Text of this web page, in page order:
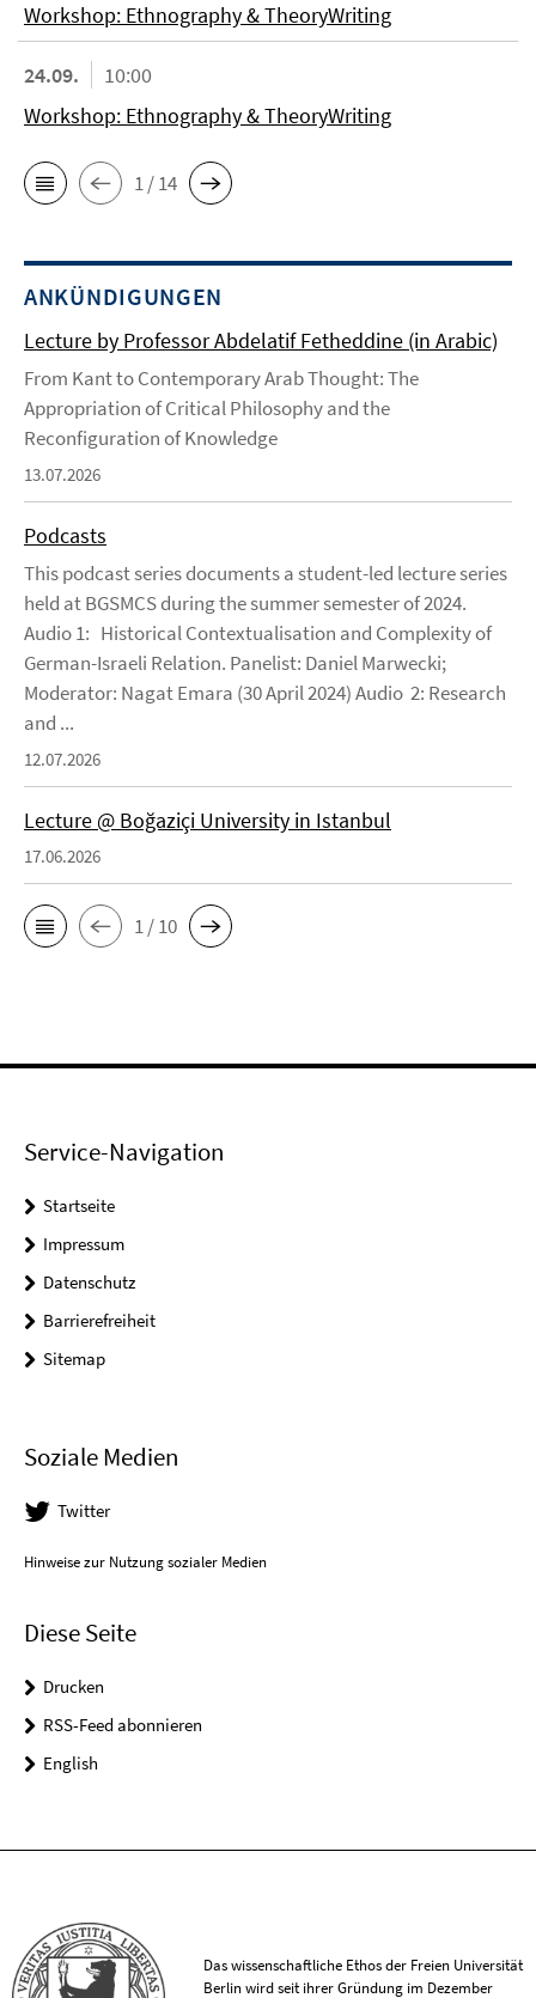
Workshop: Ethnography & TheoryWriting
24.09.
10:00
Workshop: Ethnography & TheoryWriting
1 / 14
ANKÜNDIGUNGEN
Lecture by Professor Abdelatif Fetheddine (in Arabic)
From Kant to Contemporary Arab Thought: The
Appropriation of Critical Philosophy and the
Reconfiguration of Knowledge
13.07.2026
Podcasts
This podcast series documents a student-led lecture series
held at BGSMCS during the summer semester of 2024.
Audio 1: Historical Contextualisation and Complexity of
German-Israeli Relation. Panelist: Daniel Marwecki;
Moderator: Nagat Emara (30 April 2024) Audio 2: Research
and ...
12.07.2026
Lecture @ Boğaziçi University in Istanbul
17.06.2026
1 / 10
Service-Navigation
Startseite
Impressum
Datenschutz
Barrierefreiheit
Sitemap
Soziale Medien
Twitter
Hinweise zur Nutzung sozialer Medien
Diese Seite
Drucken
RSS-Feed abonnieren
English
Das wissenschaftliche Ethos der Freien Universität
Berlin wird seit ihrer Gründung im Dezember